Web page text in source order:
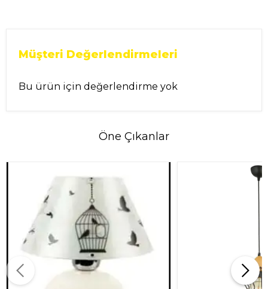
Müşteri Değerlendirmeleri
Bu ürün için değerlendirme yok
Öne Çıkanlar